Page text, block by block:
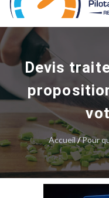
Devis
Accueil/Pour